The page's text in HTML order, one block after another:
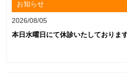
お知らせ
2026/08/05
本日水曜日にて休診いたしております